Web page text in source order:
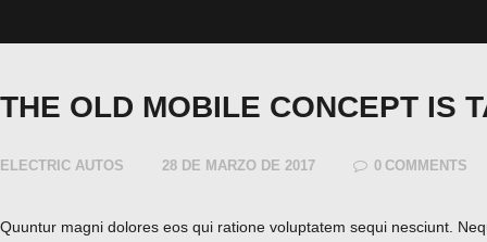
THE OLD MOBILE CONCEPT IS
ELECTRIC AUTOS 28 DE MARZO DE 2017 0 COMMENTS
Quuntur magni dolores eos qui ratione voluptatem sequi nesciunt.